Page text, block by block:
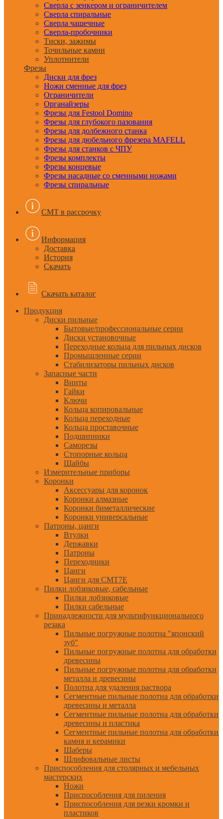
Сверла с зенкером и ограничителем
Сверла спиральные
Сверла чашечные
Сверла-пробочники
Тиски, зажимы
Точильные камни
Уплотнители
Фрезы
Диски для фрез
Ножи сменные для фрез
Ограничители
Органайзеры
Фрезы для Festool Domino
Фрезы для глубокого пазования
Фрезы для долбежного станка
Фрезы для дюбельного фрезера MAFELL
Фрезы для станков с ЧПУ
Фрезы комплекты
Фрезы концевые
Фрезы насадные со сменными ножами
Фрезы спиральные
CMT в рассрочку
Информация
Доставка
История
Скачать
Скачать каталог
Продукция
Диски пильные
Бытовые/профессиональные серии
Диски установочные
Переходные кольца для пильных дисков
Промышленные серии
Стабилизаторы пильных дисков
Запасные части
Винты
Гайки
Ключи
Кольца копировальные
Кольца переходные
Кольца проставочные
Подшипники
Саморезы
Стопорные кольца
Шайбы
Измерительные приборы
Коронки
Аксессуары для коронок
Коронки алмазные
Коронки биметаллические
Коронки универсальные
Патроны, цанги
Втулки
Державки
Патроны
Переходники
Цанги
Цанги для CMT7E
Пилки лобзиковые, сабельные
Пилки лобзиковые
Пилки сабельные
Принадлежности для мультифункционального
резака
Пильные погружные полотна "японский
зуб"
Пильные погружные полотна для обработки
древесины
Пильные погружные полотна для обработки
металла и древесины
Полотна для удаления раствора
Сегментные пильные полотна для обработки
древесины и металла
Сегментные пильные полотна для обработки
древесины и пластика
Сегментные пильные полотна для обработки
камня и керамики
Шаберы
Шлифовальные листы
Приспособления для столярных и мебельных
мастерских
Ножи
Приспособления для пиления
Приспособления для резки кромки и
пластиков